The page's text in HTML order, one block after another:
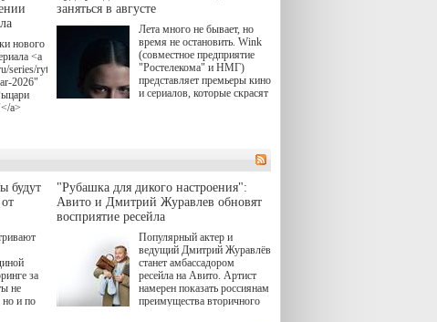
нового
<a
rytsari-
2026"
a>
Главные
Кузьма
а
заняться в августе
Лета много не бывает, но
время не остановить. Wink
(совместное предприятие
"Ростелекома" и НМГ)
представляет премьеры кино
и сериалов, которые скрасят
target="_blank">"Холод"
</a> (18+) останется только
на экране — весь август по
четвергам продолжат
выходить новые эпизоды
сериала, в котором
беспощадным возмездием в
духе графа Монте-Кристо
занимается наша
современница.
будут
за
не
но и по
"Рубашка для дикого настроения":
Авито и Дмитрий Журавлев обновят
восприятие ресейла
Популярный актер и
ведущий Дмитрий Журавлёв
станет амбассадором
ресейла на Авито. Артист
намерен показать россиянам
преимущества вторичного